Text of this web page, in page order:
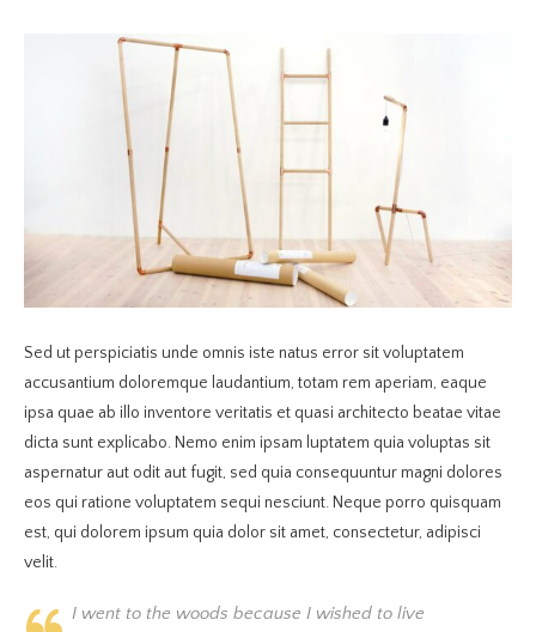
Sed ut perspiciatis unde omnis iste natus error sit voluptatem
accusantium doloremque laudantium, totam rem aperiam, eaque
ipsa quae ab illo inventore veritatis et quasi architecto beatae vitae
dicta sunt explicabo. Nemo enim ipsam luptatem quia voluptas sit
aspernatur aut odit aut fugit, sed quia consequuntur magni dolores
eos qui ratione voluptatem sequi nesciunt. Neque porro quisquam
est, qui dolorem ipsum quia dolor sit amet, consectetur, adipisci
velit.
I went to the woods because I wished to live